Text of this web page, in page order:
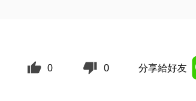
0 0 分享給好友